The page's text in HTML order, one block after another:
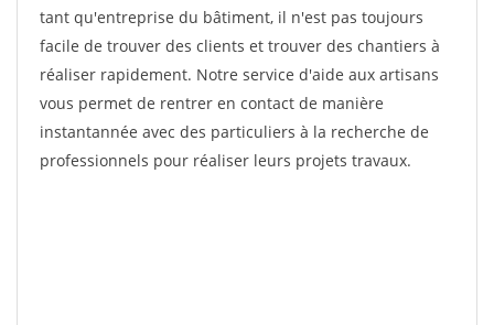
tant qu'entreprise du bâtiment, il n'est pas toujours
facile de trouver des clients et trouver des chantiers à
réaliser rapidement. Notre service d'aide aux artisans
vous permet de rentrer en contact de manière
instantannée avec des particuliers à la recherche de
professionnels pour réaliser leurs projets travaux.